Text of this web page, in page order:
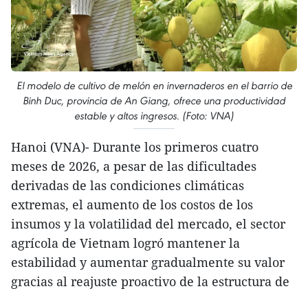
El modelo de cultivo de melón en invernaderos en el barrio de
Binh Duc, provincia de An Giang, ofrece una productividad
estable y altos ingresos. (Foto: VNA)
Hanoi (VNA)- Durante los primeros cuatro
meses de 2026, a pesar de las dificultades
derivadas de las condiciones climáticas
extremas, el aumento de los costos de los
insumos y la volatilidad del mercado, el sector
agrícola de Vietnam logró mantener la
estabilidad y aumentar gradualmente su valor
gracias al reajuste proactivo de la estructura de